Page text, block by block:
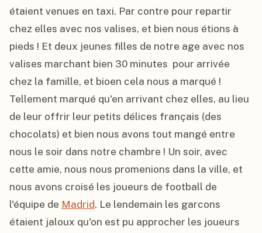
étaient venues en taxi. Par contre pour repartir
chez elles avec nos valises, et bien nous étions à
pieds ! Et deux jeunes filles de notre age avec nos
valises marchant bien 30 minutes  pour arrivée
chez la famille, et bioen cela nous a marqué !
Tellement marqué qu'en arrivant chez elles, au lieu
de leur offrir leur petits délices français (des
chocolats) et bien nous avons tout mangé entre
nous le soir dans notre chambre ! Un soir, avec
cette amie, nous nous promenions dans la ville, et
nous avons croisé les joueurs de football de
l'équipe de Madrid. Le lendemain les garcons
étaient jaloux qu'on est pu approcher les joueurs